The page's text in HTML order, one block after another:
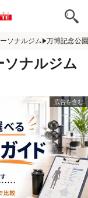
ソナルジム 万博記念公
ソナルジム